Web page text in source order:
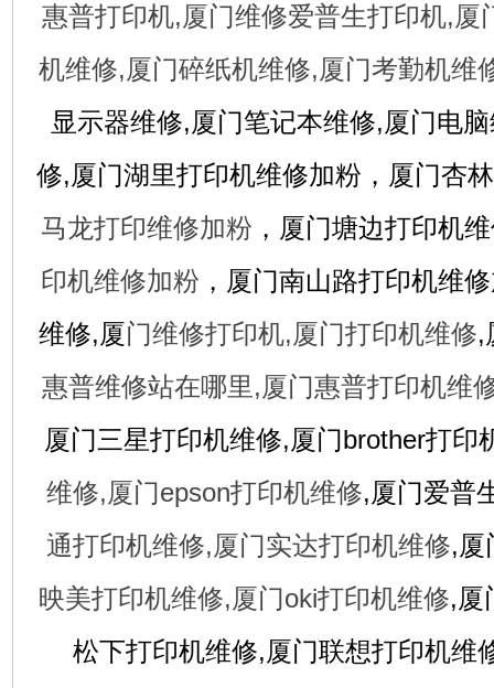
惠普打印机,厦门维修爱普生打印机,厦
机维修,厦门碎纸机维修,厦门考勤机维
显示器维修,厦门笔记本维修,厦门电
修,厦门湖里打印机维修加粉，厦门杏
马龙打印维修加粉 ，厦门塘边打印机
印机维修加粉 ，厦门南山路打印机维
维修,厦门维修打印机,厦门打印机维修,
惠普维修站在哪里,厦门惠普打印机维
厦门三星打印机维修,厦门brother打印
维修,厦门epson打印机维修,厦门爱普
通打印机维修,厦门实达打印机维修,厦
映美打印机维修,厦门oki打印机维修,厦
松下打印机维修,厦门联想打印机维